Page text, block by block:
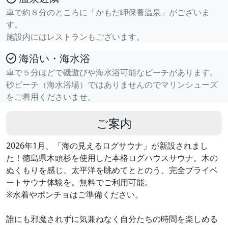
車で約８分のところに「かもだ岬保養温泉」がございま
す。
施設内にはレストランもございます。
海沿い・海水浴
車で５分ほどで磯遊びや海水浴可能なビーチがあります。
砂ビーチ（海水浴場）ではありませんのでマリンシューズ
をご着用くださいませ。
ご案内
2026年1月、「海の見えるログサウナ」が新設されまし
た！徳島県木頭杉を使用した本格ログハウスサウナ。木の
ぬくもりを感じ、太平洋を眺めてととのう、完全プライベ
ートサウナ体験を。無料でご利用可能。
※水着やポンチョはご準備ください。
誰にも邪魔されずに気兼ねなく自分たちの時間を楽しめる